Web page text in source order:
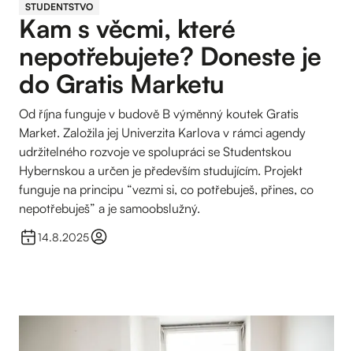
STUDENTSTVO
Kam s věcmi, které
nepotřebujete? Doneste je
do Gratis Marketu
Od října funguje v budově B výměnný koutek Gratis
Market. Založila jej Univerzita Karlova v rámci agendy
udržitelného rozvoje ve spolupráci se Studentskou
Hybernskou a určen je především studujícím. Projekt
funguje na principu “vezmi si, co potřebuješ, přines, co
nepotřebuješ” a je samoobslužný.
14.8.2025